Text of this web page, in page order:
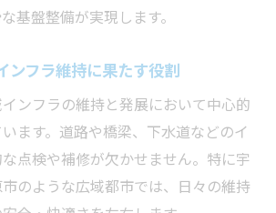
基盤整備が実現します。
ンフラ維持に果たす役割
ンフラの維持と発展において中心的
ます。道路や橋梁、下水道などのイ
点検や補修が欠かせません。特に宇
のような広域都市では、日々の維持